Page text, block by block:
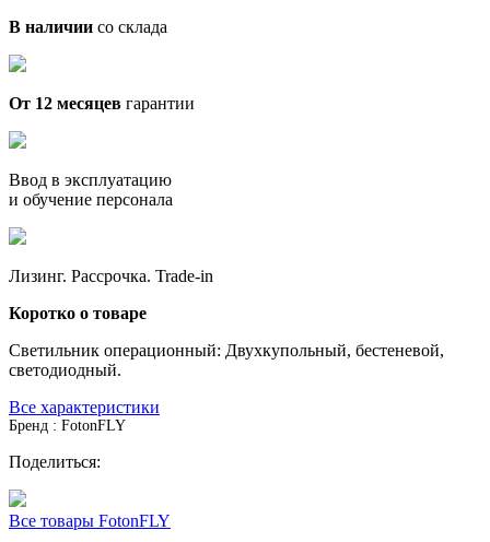
В наличии со склада
От 12 месяцев гарантии
Ввод в эксплуатацию
и обучение персонала
Лизинг. Рассрочка. Trade-in
Коротко о товаре
Светильник операционный: Двухкупольный, бестеневой,
светодиодный.
Все характеристики
Бренд : FotonFLY
Поделиться:
Все товары FotonFLY